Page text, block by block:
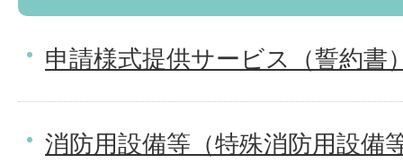
申請様式提供サービス（誓約書
消防用設備等（特殊消防用設備